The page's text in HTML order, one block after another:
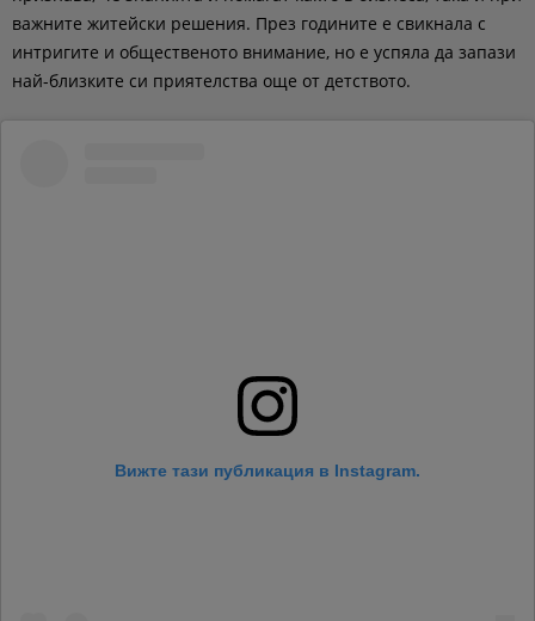
важните житейски решения. През годините е свикнала с
интригите и общественото внимание, но е успяла да запази
най-близките си приятелства още от детството.
Вижте тази публикация в Instagram.